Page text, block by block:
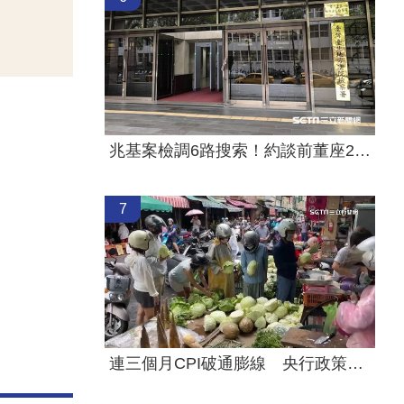
兆基案檢調6路搜索！約談前董座2高層到案
7
連三個月CPI破通膨線 央行政策走勢曝